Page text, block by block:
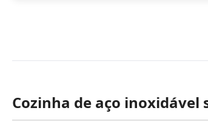
Cozinha de aço inoxidável